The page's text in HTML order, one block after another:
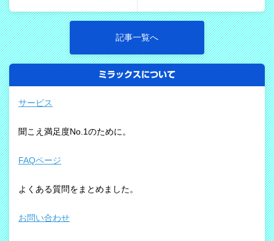
記事一覧へ
ミラックスについて
サービス
聞こえ満足度No.1のために。
FAQページ
よくある質問をまとめました。
お問い合わせ